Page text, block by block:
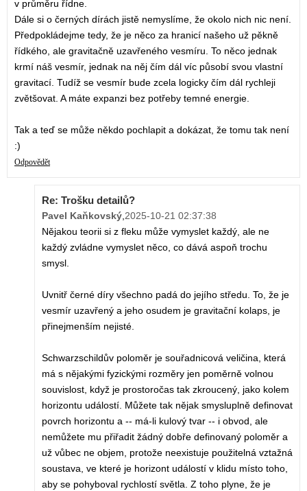
v průměru řídne.
Dále si o černých dírách jistě nemyslíme, že okolo nich nic není.
Předpokládejme tedy, že je něco za hranicí našeho už pěkně
řídkého, ale gravitačně uzavřeného vesmíru. To něco jednak
krmí náš vesmír, jednak na něj čím dál víc působí svou vlastní
gravitací. Tudíž se vesmír bude zcela logicky čím dál rychleji
zvětšovat. A máte expanzi bez potřeby temné energie.
Tak a teď se může někdo pochlapit a dokázat, že tomu tak není
:)
Odpovědět
Re: Trošku detailů?
Pavel Kaňkovský 2025-10-21 02:37:38
Nějakou teorii si z fleku může vymyslet každý, ale ne
každý zvládne vymyslet něco, co dává aspoň trochu
smysl.
Uvnitř černé díry všechno padá do jejího středu. To, že je
vesmír uzavřený a jeho osudem je gravitační kolaps, je
přinejmenším nejisté.
Schwarzschildův poloměr je souřadnicová veličina, která
má s nějakými fyzickými rozměry jen poměrně volnou
souvislost, když je prostoročas tak zkroucený, jako kolem
horizontu událostí. Můžete tak nějak smysluplně definovat
povrch horizontu a -- má-li kulový tvar -- i obvod, ale
nemůžete mu přiřadit žádný dobře definovaný poloměr a
už vůbec ne objem, protože neexistuje použitelná vztažná
soustava, ve které je horizont událostí v klidu místo toho,
aby se pohyboval rychlostí světla. Z toho plyne, že je